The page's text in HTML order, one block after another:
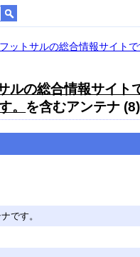
ットサルの総合情報サイト
ルの総合情報サイ
。 を含むアンテナ (8)
です。